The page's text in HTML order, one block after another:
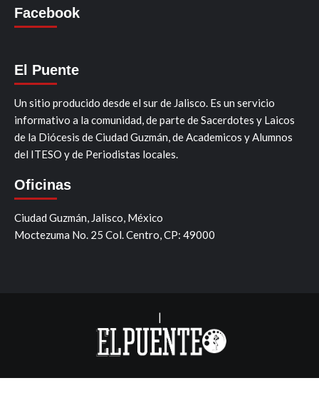
Facebook
El Puente
Un sitio producido desde el sur de Jalisco. Es un servicio
informativo a la comunidad, de parte de Sacerdotes y Laicos
de la Diócesis de Ciudad Guzmán, de Academicos y Alumnos
del ITESO y de Periodistas locales.
Oficinas
Ciudad Guzmán, Jalisco, México
Moctezuma No. 25 Col. Centro, CP: 49000
|